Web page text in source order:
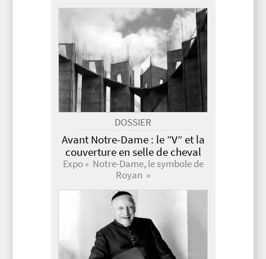
DOSSIER
Avant Notre-Dame : le ”V” et la
couverture en selle de cheval
Expo « Notre-Dame, le symbole de
Royan »